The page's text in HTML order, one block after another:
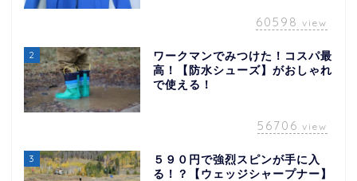
60598 view
2
ワークマンでみつけた！コスパ最
高！【防水シューズ】がおしゃれ
で使える！
56706 view
3
５９０円で強烈スピンが手に入
る！？【ウェッジシャープナー】